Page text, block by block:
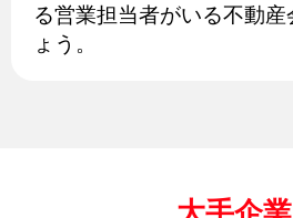
る営業担当者がいる不動産
ょう。